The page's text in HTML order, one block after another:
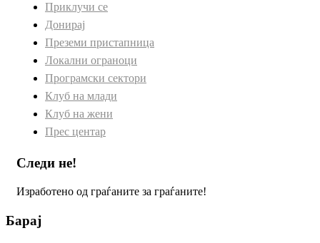
Приклучи се
Донирај
Преземи пристапница
Локални ограноци
Програмски сектори
Клуб на млади
Клуб на жени
Прес центар
Следи не!
Изработено од граѓаните за граѓаните!
Барај